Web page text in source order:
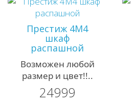
Престиж 4М4
шкаф
распашной
Возможен любой
размер и цвет!!..
24999